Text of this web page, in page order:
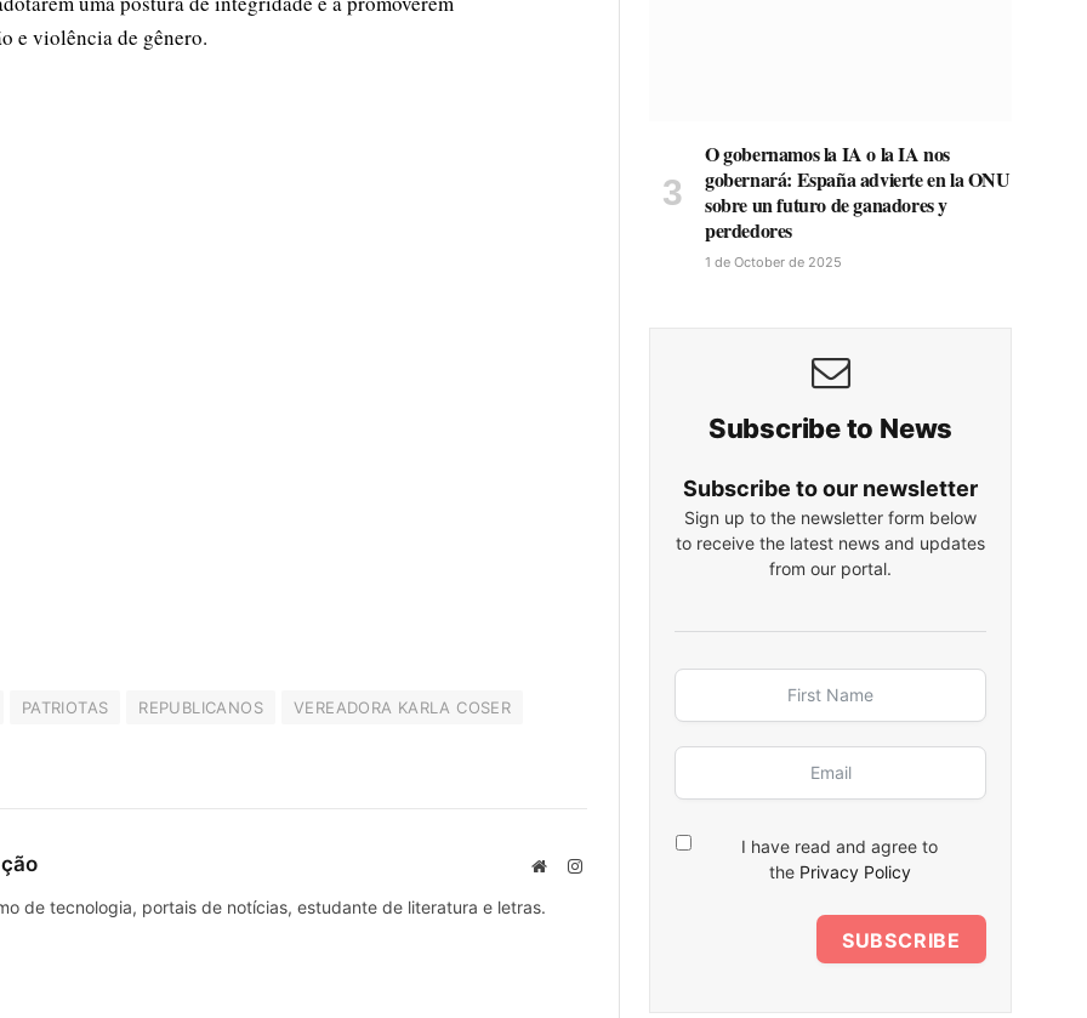
e violência de gênero.
PATRIOTAS REPUBLICANOS VEREADORA KARLA COSER
WebsiteInstagram
de tecnologia, portais de notícias, estudante de literatura e letras.
O gobernamos la IA o la IA nos
gobernará: España advierte en la ONU
sobre un futuro de ganadores y
perdedores
1 de October de 2025
Subscribe to News
Subscribe to our newsletter
Sign up to the newsletter form below
to receive the latest news and updates
from our portal.
I have read and agree to
the Privacy Policy
SUBSCRIBE